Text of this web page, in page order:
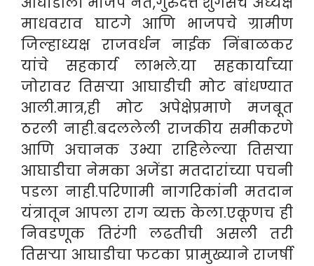
माधवराव घाटगे आणि भाजपचे ग्रामीण
जिल्हाध्यक्ष राजवर्धन नाईक निंबाळकर
यांचे सहकार्य लाभले.या सहकार्याच्या
जोरावर तिसऱ्या आघाडीची मोट बांधण्यात
आली.मात्र,ही मोट अपेक्षेप्रमाणे मजबूत
ठरली नाही.बदललेली राजकीय समीकरणे
आणि अचानक उभ्या राहिलेल्या तिसऱ्या
आघाडीचा नेमका अजेंडा मतदारांच्या पचनी
पडला नाही.परिणामी नागरिकांनी मतदान
यंत्रातून आपला राग व्यक्त केला.एकूणच ही
निवडणूक तिरंगी लढतीची असली तरी
तिसऱ्या आघाडीचा फटका प्रामुख्याने राजर्षी